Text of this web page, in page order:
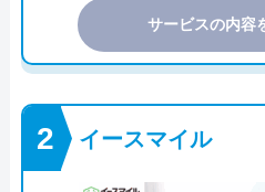
サービスの内容
イースマイル